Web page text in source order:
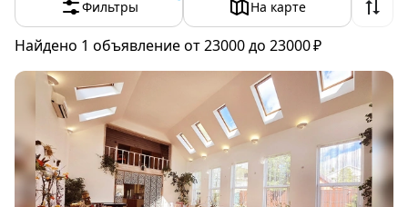
Фильтры На карте
Найдено 1 объявлениеот 23000 до 23000 ₽